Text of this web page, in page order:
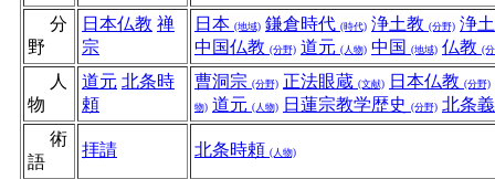
分
野
日本仏教 禅
宗
日本 (地域) 鎌倉時代 (時代) 浄土教 (分野) 浄
中国仏教 (分野) 道元 (人物) 中国 (地域) 仏教 (
人
物
道元 北条時
頼
曹洞宗 (分野) 正法眼蔵 (文献) 日本仏教 (分野)
物) 道元 (人物) 日蓮宗教学歴史 (分野) 北条
術
語
拝請 北条時頼 (人物)